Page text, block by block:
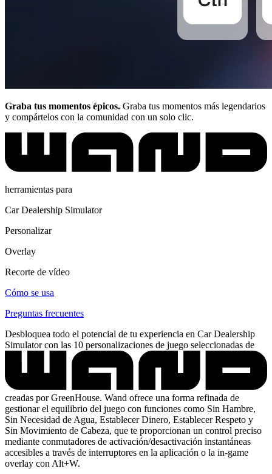
Graba tus momentos épicos. Graba tus momentos más legendarios
y compártelos con la comunidad con un solo clic.
herramientas para
Car Dealership Simulator
Personalizar
Overlay
Recorte de vídeo
Cómo se usa
Preguntas frecuentes
Desbloquea todo el potencial de tu experiencia en Car Dealership
Simulator con las 10 personalizaciones de juego seleccionadas de
creadas por GreenHouse. Wand ofrece una forma refinada de
gestionar el equilibrio del juego con funciones como Sin Hambre,
Sin Necesidad de Agua, Establecer Dinero, Establecer Respeto y
Sin Movimiento de Cabeza, que te proporcionan un control preciso
mediante conmutadores de activación/desactivación instantáneas
accesibles a través de interruptores en la aplicación o la in-game
overlay con Alt+W.